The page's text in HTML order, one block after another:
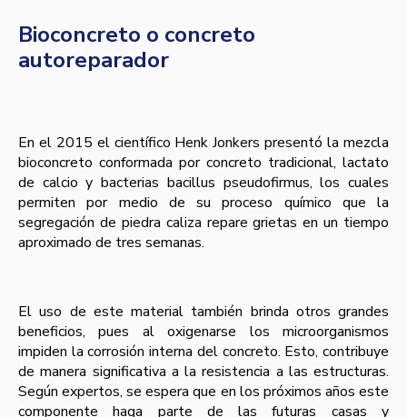
Bioconcreto o concreto
autoreparador
En el 2015 el científico Henk Jonkers presentó la mezcla
bioconcreto conformada por concreto tradicional, lactato
de calcio y bacterias bacillus pseudofirmus, los cuales
permiten por medio de su proceso químico que la
segregación de piedra caliza repare grietas en un tiempo
aproximado de tres semanas.
El uso de este material también brinda otros grandes
beneficios, pues al oxigenarse los microorganismos
impiden la corrosión interna del concreto. Esto, contribuye
de manera significativa a la resistencia a las estructuras.
Según expertos, se espera que en los próximos años este
componente haga parte de las futuras casas y